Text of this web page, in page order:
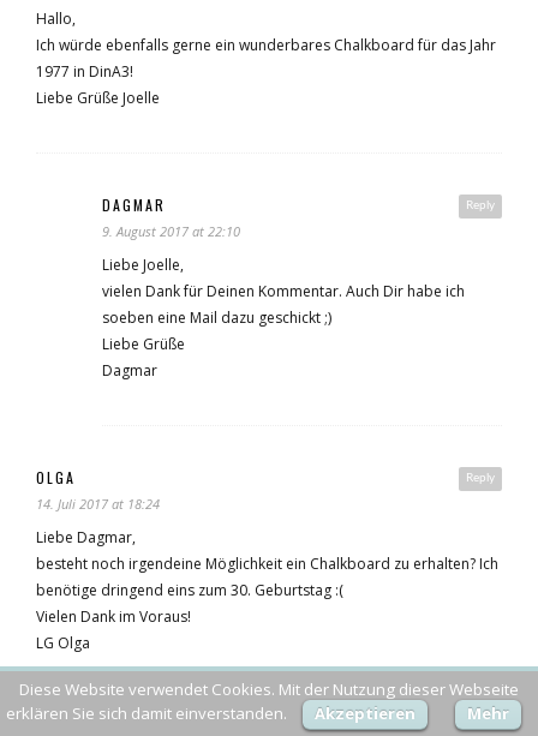
Hallo,
Ich würde ebenfalls gerne ein wunderbares Chalkboard für das Jahr
1977 in DinA3!
Liebe Grüße Joelle
Reply
DAGMAR
9. August 2017 at 22:10
Liebe Joelle,
vielen Dank für Deinen Kommentar. Auch Dir habe ich
soeben eine Mail dazu geschickt ;)
Liebe Grüße
Dagmar
Reply
OLGA
14. Juli 2017 at 18:24
Liebe Dagmar,
besteht noch irgendeine Möglichkeit ein Chalkboard zu erhalten? Ich
benötige dringend eins zum 30. Geburtstag :(
Vielen Dank im Voraus!
LG Olga
Diese Website verwendet Cookies. Mit der Nutzung dieser Webseite
erklären Sie sich damit einverstanden.
Akzeptieren Mehr